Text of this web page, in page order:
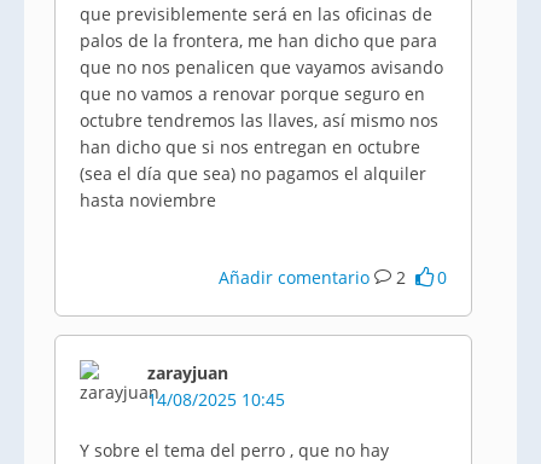
que previsiblemente será en las oficinas de
palos de la frontera, me han dicho que para
que no nos penalicen que vayamos avisando
que no vamos a renovar porque seguro en
octubre tendremos las llaves, así mismo nos
han dicho que si nos entregan en octubre
(sea el día que sea) no pagamos el alquiler
hasta noviembre
Añadir comentario 2 0
zarayjuan
14/08/2025 10:45
Y sobre el tema del perro , que no hay